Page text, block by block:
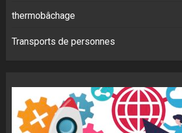
thermobâchage
Transports de personnes